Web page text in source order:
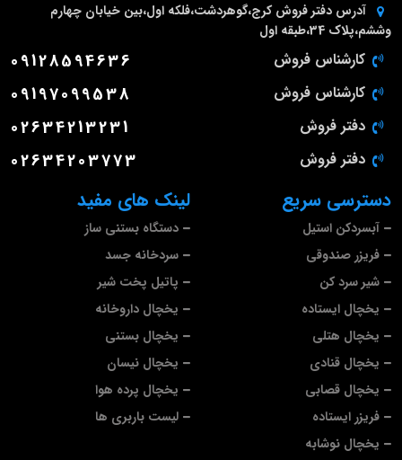
لینک های مفید
دستگاه بستنی ساز
سردخانه جسد
پاتیل پخت شیر
یخچال داروخانه
یخچال بستنی
یخچال نیسان
یخچال پرده هوا
لیست باربری ها
دسترسی سریع
آبسردکن استیل
فریزر صندوقی
شیر سرد کن
یخچال ایستاده
یخچال هتلی
یخچال قنادی
یخچال قصابی
فریزر ایستاده
یخچال نوشابه
آدرس دفتر فروش کرج،گوهردشت،فلکه اول،بین خیابان چهارم
وششم،پلاک 34،طبقه اول
کارشناس فروش 09128594636
کارشناس فروش 09197099538
دفتر فروش 02634213231
دفتر فروش 02634203773